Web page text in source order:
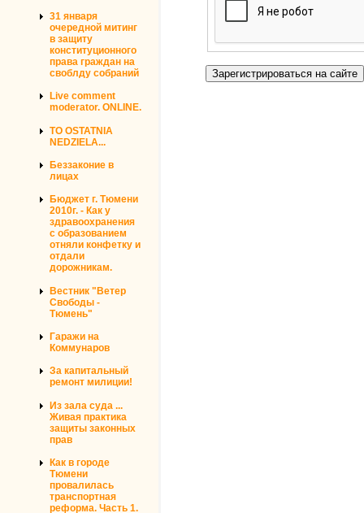
31 января
очередной митинг
в защиту
конституционного
права граждан на
своблду собраний
Live comment
moderator. ONLINE.
TO OSTATNIA
NEDZIELA...
Беззаконие в
лицах
Бюджет г. Тюмени
2010г. - Как у
здравоохранения
с образованием
отняли конфетку и
отдали
дорожникам.
Вестник "Ветер
Свободы -
Тюмень"
Гаражи на
Коммунаров
За капитальный
ремонт милиции!
Из зала суда ...
Живая практика
защиты законных
прав
Как в городе
Тюмени
провалилась
транспортная
реформа. Часть 1.